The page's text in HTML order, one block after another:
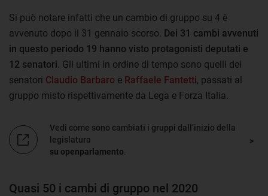
Si può notare infatti che un cambio di gruppo su 4 è
avvenuto dopo il 31 gennaio scorso. Dei 31 cambi avvenuti
in questo periodo 19 hanno visto protagonisti deputati e
12 senatori . Gli ultimi in ordine di tempo sono quelli dei
senatori Claudio Barbaro e Raffaele Fantetti, passati al
gruppo misto rispettivamente da Lega e Forza Italia.
Vedi come sono cambiati i gruppi dall’inizio della
legislatura
su openparlamento
Quasi 50 i cambi di gruppo nel 2020